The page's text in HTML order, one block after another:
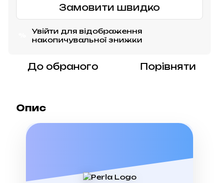
Замовити швидко
Увійти для відображення
накопичувальної знижки
До обраного Порівняти
Опис